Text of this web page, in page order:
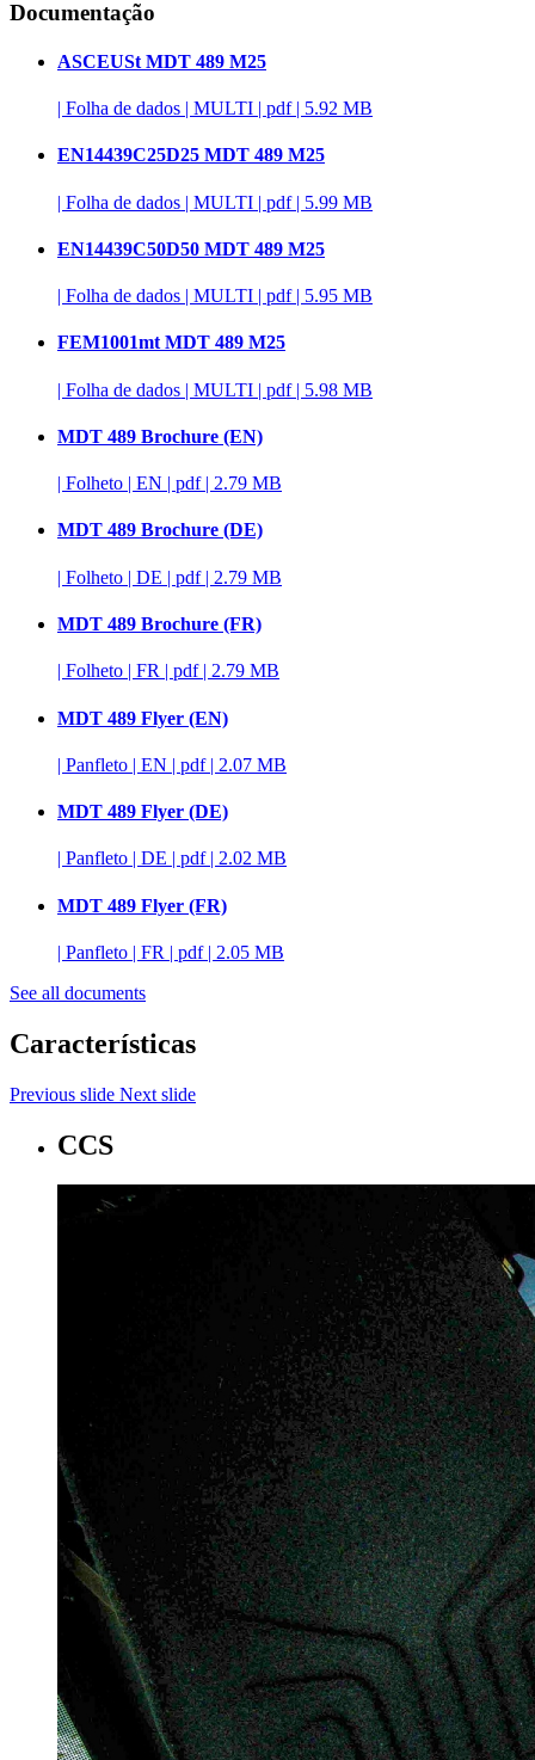
Documentação
ASCEUSt MDT 489 M25
| Folha de dados | MULTI | pdf | 5.92 MB
EN14439C25D25 MDT 489 M25
| Folha de dados | MULTI | pdf | 5.99 MB
EN14439C50D50 MDT 489 M25
| Folha de dados | MULTI | pdf | 5.95 MB
FEM1001mt MDT 489 M25
| Folha de dados | MULTI | pdf | 5.98 MB
MDT 489 Brochure (EN)
| Folheto | EN | pdf | 2.79 MB
MDT 489 Brochure (DE)
| Folheto | DE | pdf | 2.79 MB
MDT 489 Brochure (FR)
| Folheto | FR | pdf | 2.79 MB
MDT 489 Flyer (EN)
| Panfleto | EN | pdf | 2.07 MB
MDT 489 Flyer (DE)
| Panfleto | DE | pdf | 2.02 MB
MDT 489 Flyer (FR)
| Panfleto | FR | pdf | 2.05 MB
See all documents
Características
Previous slide Next slide
CCS